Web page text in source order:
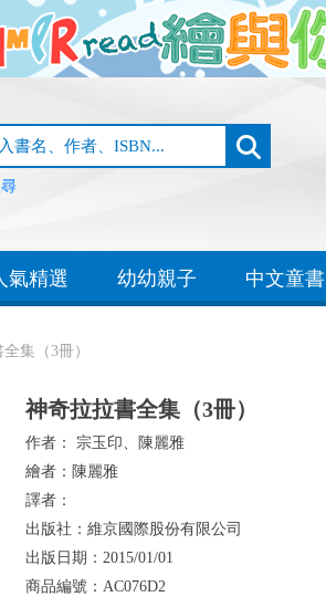
氣精選 幼幼親子 中文童書
集（3冊）
神奇拉拉書全集（3冊）
作者： 宗玉印、陳麗雅
繪者： 陳麗雅
譯者：
出版社： 維京國際股份有限公司
出版日期： 2015/01/01
商品編號： AC076D2